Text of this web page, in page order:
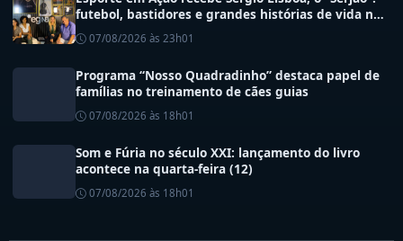
futebol, bastidores e grandes histórias de vida no
esporte
07/08/2026 às 23h01
Programa “Nosso Quadradinho” destaca papel de
famílias no treinamento de cães guias
07/08/2026 às 18h01
Som e Fúria no século XXI: lançamento do livro
acontece na quarta-feira (12)
07/08/2026 às 18h01